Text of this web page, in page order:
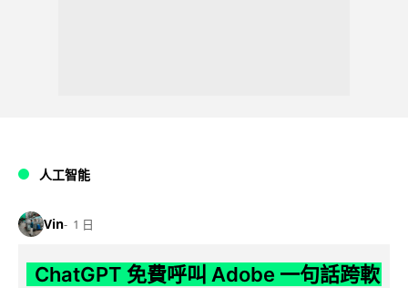
人工智能
Vin 1 日
ChatGPT 免費呼叫 Adobe 一句話跨軟